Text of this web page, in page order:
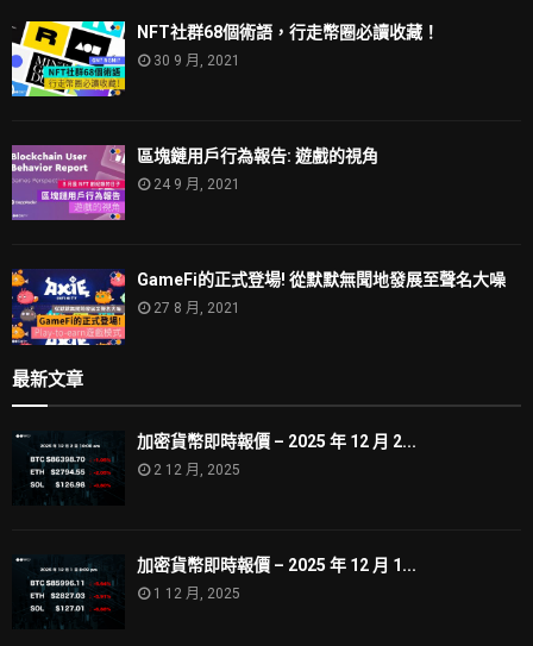
NFT社群68個術語，行走幣圈必讀收藏！
30 9 月, 2021
區塊鏈用戶行為報告: 遊戲的視角
24 9 月, 2021
GameFi的正式登場! 從默默無聞地發展至聲名大噪
27 8 月, 2021
最新文章
加密貨幣即時報價 – 2025 年 12 月 2...
2 12 月, 2025
加密貨幣即時報價 – 2025 年 12 月 1...
1 12 月, 2025